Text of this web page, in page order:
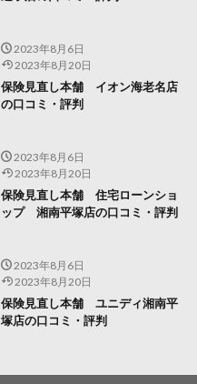
2023年8月6日
2023年8月20日
保険見直し本舗 イオン海老名店
の口コミ・評判
2023年8月6日
2023年8月20日
保険見直し本舗 住宅ローンショ
ップ 湘南平塚店の口コミ・評判
2023年8月6日
2023年8月20日
保険見直し本舗 ユニディ湘南平
塚店の口コミ・評判